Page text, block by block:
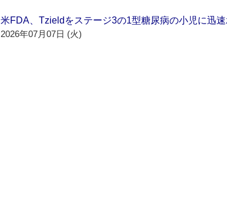
米FDA、Tzieldをステージ3の1型糖尿病の小児に迅
2026年07月07日 (火)